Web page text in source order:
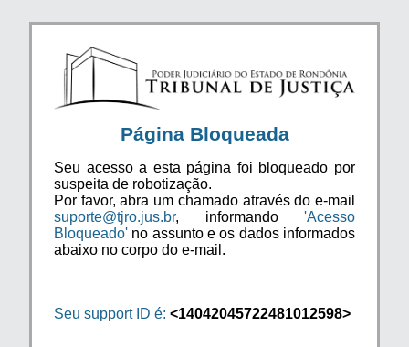
Página Bloqueada
Seu acesso a esta página foi bloqueado por
suspeita de robotização.
Por favor, abra um chamado através do e-mail
suporte@tjro.jus.br, informando 'Acesso
Bloqueado' no assunto e os dados informados
abaixo no corpo do e-mail.
Seu support ID é: <14042045722481012598>